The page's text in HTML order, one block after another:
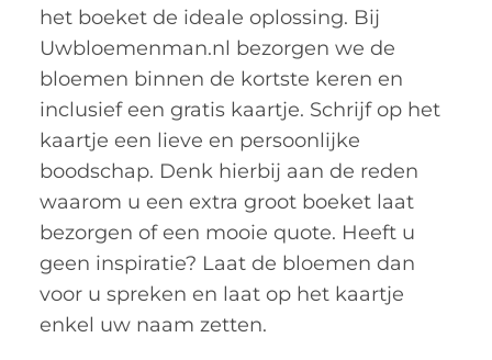
het boeket de ideale oplossing. Bij
Uwbloemenman.nl bezorgen we de
bloemen binnen de kortste keren en
inclusief een gratis kaartje. Schrijf op het
kaartje een lieve en persoonlijke
boodschap. Denk hierbij aan de reden
waarom u een extra groot boeket laat
bezorgen of een mooie quote. Heeft u
geen inspiratie? Laat de bloemen dan
voor u spreken en laat op het kaartje
enkel uw naam zetten.